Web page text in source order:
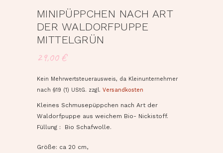
MINIPÜPPCHEN NACH ART
DER WALDORFPUPPE
MITTELGRÜN
29,00€
Kein Mehrwertsteuerausweis, da Kleinunternehmer
nach §19 (1) UStG. zzgl. Versandkosten
Kleines Schmusepüppchen nach Art der
Waldorfpuppe aus weichem Bio- Nickistoff.
Füllung : Bio Schafwolle.
Größe: ca 20 cm,